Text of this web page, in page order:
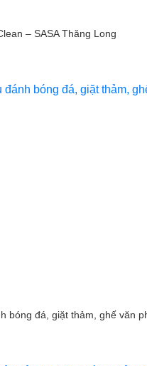
– SASA Thăng Long
bóng đá, giặt thảm, ghế văn